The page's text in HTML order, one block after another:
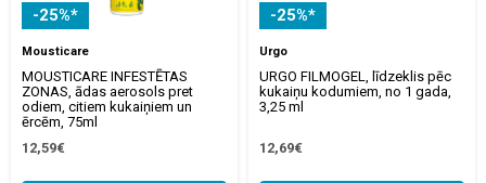
-25%*
Mousticare
MOUSTICARE INFESTĒTAS
ZONAS, ādas aerosols pret
odiem, citiem kukaiņiem un
ērcēm, 75ml
12,59€
-25%*
Urgo
URGO FILMOGEL, līdzeklis pēc
kukaiņu kodumiem, no 1 gada,
3,25 ml
12,69€